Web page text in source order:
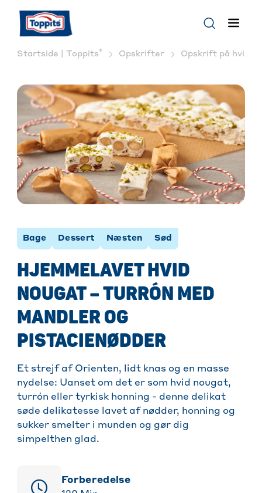
Startside | Toppits® Opskrifter Opskrift på hvid
Bage Dessert Næsten Sød
HJEMMELAVET HVID
NOUGAT – TURRÓN MED
MANDLER OG
PISTACIENØDDER
Et strejf af Orienten, lidt knas og en masse
nydelse: Uanset om det er som hvid nougat,
turrón eller tyrkisk honning - denne delikat
søde delikatesse lavet af nødder, honning og
sukker smelter i munden og gør dig
simpelthen glad.
Forberedelse